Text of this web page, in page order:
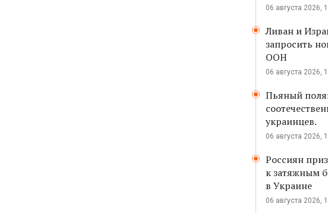
06 августа 2026,
Ливан и
запросить
ООН
06 августа 2026,
Пьяный
украинцев.
06 августа 2026,
Россиян
к затяжным
в Украине
06 августа 2026,